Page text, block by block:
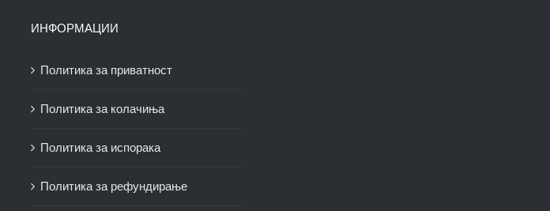
ИНФОРМАЦИИ
Политика за приватност
Политика за колачиња
Политика за испорака
Политика за рефундирање